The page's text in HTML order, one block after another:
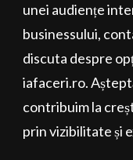
unei audiențe
businessului,
discuta despre
iafaceri.ro.
contribuim la
prin vizibilitate și